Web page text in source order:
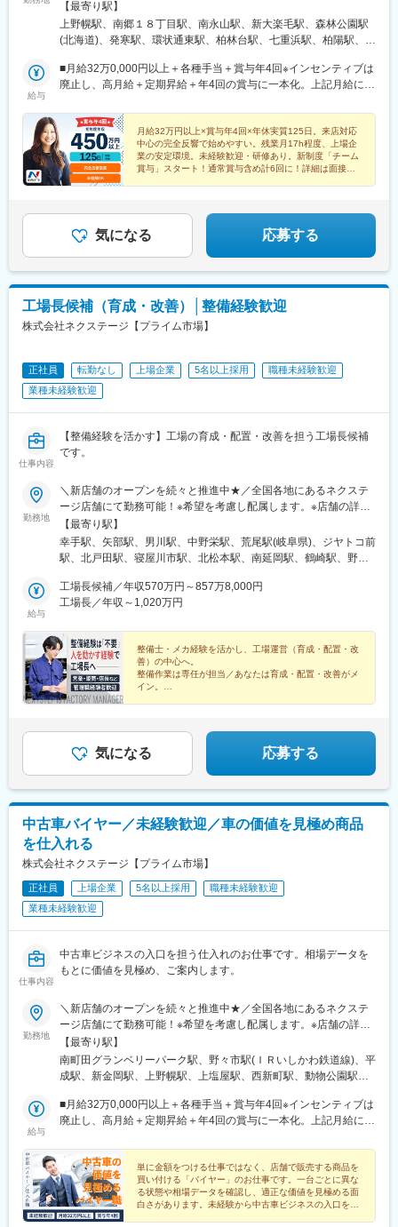
駅、土橋駅(愛媛県)、知寄町二丁目駅、水城駅、新宮中央駅、笹原
駅、竹下駅、折尾駅、室見駅、門司駅、佐賀駅、道ノ尾駅、幸
駅、平成駅、竜田口駅、鶴崎駅、南大分駅、南延岡駅、日向住吉
駅、上塩屋駅、てだこ浦西駅、浦添前田駅、赤嶺駅、放出駅、偕
楽園駅、荒尾駅(岐阜県)、長泉なめり駅、小池駅、名和駅(愛知
県)、前橋大島駅、藤代駅、羽犬塚駅、西新井大師西駅、信濃国分
糀谷駅、尻手駅、センター北駅、長沼駅(静岡県)、はなみずき通
駅、大須観音駅、本郷駅(愛知県)、追分駅(三重県)、妙国寺前駅、
南茨木駅(阪急線)、西富井駅、楽々園駅、知寄町駅、赤迫駅、深江
橋駅、蒲田駅、上前津駅、知寄町一丁目駅
については下記＜勤務地一覧＞をご確認ください。転勤がない働
き方のご希望もOK！★エリア限定(中域型)★転勤なし(地域型)で
の勤務形態も選択可能です！★自動車通勤OK（一部除く）★受動
島市平良西里1276ネクステージ水戸南店／茨城県東茨城郡茨城町
長岡矢頭3530SUV LAND名古屋／愛知県名古屋市緑区大高町丸の
【最寄り駅】
上野幌駅、南郷１８丁目駅、南永山駅、新大楽毛駅、森林公園駅
(北海道)、発寒駅、環状通東駅、柏林台駅、七重浜駅、柏陽駅、運
野駅、中野栄駅、八乙女駅、黒松駅(宮城県)、新利府駅、船岡駅
(宮城県)、泉中央駅、塚目駅、館腰駅、土崎駅、漆山駅(山形県)、
駅、石岡駅、常陸多賀駅、岡本駅(栃木県)、小山駅、西那須野駅、
新伊勢崎駅、西小泉駅、北戸田駅、与野本町駅、幸手駅、吹上駅
(埼玉県)、北上尾駅、新座駅、草加駅、動物公園駅、習志野駅、柏
駅、柏たなか駅、幕張駅、公津の杜駅、木更津駅、南町田グラン
ベリーパーク駅、青砥駅、小平駅、中神駅、上野毛駅、千川駅、
駅、善行駅、鴨居駅、入谷駅(神奈川県)、鴨宮駅、淵野辺駅、矢向
駅、倉見駅、港南台駅、湘南深沢駅、矢部駅、センター南駅、寒
岐南駅、細畑駅、土岐市駅、美濃川合駅、豊春駅、焼津駅、東静
岡駅、高塚駅、天竜川駅、積志駅、ジヤトコ前駅、新浜松駅、中
島駅(愛知県)、喜多山駅(愛知県)、牛山駅、三河鹿島駅、稲沢駅、
高蔵寺駅、西尾駅、鳴海駅、塩釜口駅、石浜駅、日進駅(愛知県)、
伊奈駅、越戸駅、荒子川公園駅、杁ケ池公園駅、矢場町駅、植田
駅(名古屋市営)、男川駅、上社駅、伊勢朝日駅、小古曽駅、六軒駅
阪大前駅、神明町駅、南茨木駅(大阪モノレール)、新石切駅、久米
田駅、香里園駅、萩原天神駅、寝屋川市駅、摂津駅、土師ノ里
屋敷駅、西飾磨駅、新ノ口駅、新大宮駅、紀三井寺駅、紀伊駅、
東山公園駅(鳥取県)、東松江駅(島根県)、清輝橋駅、福井駅(岡山
県)、早島駅、安芸中野駅、山陽女学園前駅、牛田駅(広島県)、神
辺駅、東福山駅、山口駅(山口県)、防府駅、吉成駅、丸亀駅、円座
駅、土橋駅(愛媛県)、知寄町二丁目駅、水城駅、新宮中央駅、笹原
駅、平成駅、竜田口駅、鶴崎駅、南大分駅、南延岡駅、日向住吉
駅、上塩屋駅、てだこ浦西駅、浦添前田駅、赤嶺駅、放出駅、偕
県)、前橋大島駅、藤代駅、羽犬塚駅、西新井大師西駅、信濃国分
寺駅、武蔵関駅、京成幕張駅、等々力駅、要町駅、志村坂上駅、
糀谷駅、尻手駅、センター北駅、長沼駅(静岡県)、はなみずき通
駅、大須観音駅、本郷駅(愛知県)、追分駅(三重県)、妙国寺前駅、
南茨木駅(阪急線)、西富井駅、楽々園駅、知寄町駅、赤迫駅、深江
給与
■月給32万0,000円以上＋各種手当＋賞与年4回※インセンティブは
廃止し、高月給＋定期昇給＋年4回の賞与に一本化。上記月給には
┗全国転勤ありのグローバル型の場合の給与となります。※前職・
経験などを考慮して決定します。★職種経験(業界不問)をお持ちの
方であれば スタートから月給35万7,000円以上！ ※当社規定に
準ずる（みなし残業代29h分・6万1,000円以上を含む・超過分は
別途支給）
月給32万円以上×賞与年4回×年休実質125日。来店対応
中心の完全反響で始めやすい。残業月17h程度、上場企
業の安定環境。未経験歓迎・研修あり。新制度「チーム
賞与」スタート！通常賞与含め計6回に！詳細は面接に
気になる 応募する
工場長候補（育成・改善）│整備経験歓迎
株式会社ネクステージ【プライム市場】
正社員 転勤なし 上場企業 5名以上採用
職種未経験歓迎
業種未経験歓迎
仕事内容
【整備経験を活かす】工場の育成・配置・改善を担う工場長候補
です。
勤務地
＼新店舗のオープンを続々と推進中★／全国各地にあるネクステ
ージ店舗にて勤務可能！※希望を考慮し配属します。※店舗の詳細
については下記＜勤務地一覧＞をご確認ください。転勤がない働
き方のご希望もOK！★エリア限定(中域型)★転勤なし(地域型)で
の勤務形態も選択可能です！★自動車通勤OK（一部除く）★受動
城郡茨城町長岡矢頭3530SUV LAND名古屋／愛知県名古屋市緑区
大高町丸の内36番1
【最寄り駅】
幸手駅、矢部駅、男川駅、中野栄駅、荒尾駅(岐阜県)、ジヤトコ前
駅、北戸田駅、寝屋川市駅、北松本駅、南延岡駅、鶴崎駅、野々
駅(名古屋市営)、美合駅、朝菜町駅、小池駅、西小泉駅、日進駅
(愛知県)、置賜駅、石浜駅、岡本駅(栃木県)、矢場町駅、竜王駅、
(山口県)、南町田グランベリーパーク駅、岐南駅、新浜松駅、東新
潟駅、長泉なめり駅、港南台駅、船岡駅(宮城県)、塚目駅、東陽町
駅、新金岡駅、喜多山駅(愛知県)、東静岡駅、幕張駅、牛山駅、南
草津駅、西那須野駅、湘南深沢駅、道ノ尾駅、南大高駅、土橋駅
(愛媛県)、鼓ケ浦駅、神領駅、森林公園駅(北海道)、西飾磨駅、土
ししぶ駅、センター南駅、泉中央駅、佐賀駅、千川駅、南郷１８
丁目駅、下松駅(大阪府)、水城駅、高塚駅、南大分駅、倉見駅、折
(青森県)、知寄町二丁目駅、岩手飯岡駅、入谷駅(神奈川県)、小古
曽駅、研究学園駅、摂津駅、神明町駅、塩釜口駅、漆山駅(山形
県)、柏駅、川中島駅、八戸駅、門司駅、三河鹿島駅、北岡崎駅、
荒子川公園駅、積志駅、箕面船場阪大前駅、竜田口駅、五箇荘
駅、土岐市駅、円座駅、伊奈駅、七重浜駅、紀伊駅、高岡やぶな
み駅、高蔵寺駅、柏たなか駅、美濃川合駅、習志野駅、西新町
駅、新利府駅、名和駅(愛知県)、春江駅、発寒駅、江南駅(愛知
公津の杜駅、羽犬塚駅、信濃国分寺駅、大須観音駅、長沼駅(静岡
県)、京成幕張駅、赤迫駅、本郷駅(愛知県)、センター北駅、要町
上前津駅、知寄町一丁目駅
給与
工場長候補／年収570万円～857万8,000円
工場長／年収～1,020万円
整備士・メカ経験を活かし、工場運営（育成・配置・改
善）の中心へ。
整備作業は専任が担当／あなたは育成・配置・改善がメ
イン。
気になる 応募する
中古車バイヤー／未経験歓迎／車の価値を見極め商品
を仕入れる
株式会社ネクステージ【プライム市場】
正社員 上場企業 5名以上採用
職種未経験歓迎
業種未経験歓迎
仕事内容
中古車ビジネスの入口を担う仕入れのお仕事です。相場データを
もとに価値を見極め、ご案内します。
勤務地
＼新店舗のオープンを続々と推進中★／全国各地にあるネクステ
ージ店舗にて勤務可能！※希望を考慮し配属します。※店舗の詳細
については下記＜勤務地一覧＞をご確認ください。転勤がない働
き方のご希望もOK！★エリア限定(中域型)★転勤なし(地域型)で
の勤務形態も選択可能です！★自動車通勤OK（一部除く）★受動
島市平良西里1276ネクステージ水戸南店／茨城県東茨城郡茨城町
長岡矢頭3530SUV LAND名古屋／愛知県名古屋市緑区大高町丸の
【最寄り駅】
南町田グランベリーパーク駅、野々市駅(ＩＲいしかわ鉄道線)、平
成駅、新金岡駅、上野幌駅、上塩屋駅、西新町駅、動物公園駅、
知県)、神明町駅、北戸田駅、南郷１８丁目駅、柏たなか駅、北長
岡駅、中島駅(愛知県)、喜多山駅(愛知県)、幕張駅、牛山駅、泉駅
勢崎駅、妙興寺駅、稲沢駅、南茨木駅(大阪モノレール)、岡本駅
(栃木県)、南延岡駅、北久里浜駅、善行駅、鴨居駅、北岡崎駅、美
合駅、清輝橋駅、てだこ浦西駅、新石切駅、新ノ口駅、青砥駅、
豊明駅、丸亀駅、久米田駅、岐南駅、細畑駅、日向住吉駅、ケー
ブル八幡宮山上駅、伏見駅(京都府)、新大楽毛駅、竜田口駅、伊勢
給与
■月給32万0,000円以上＋各種手当＋賞与年4回※インセンティブは
廃止し、高月給＋定期昇給＋年4回の賞与に一本化。上記月給には
途支給。┗全国転勤ありのグローバル型の場合の給与となりま
す。※前職・経験などを考慮して決定します。★営業・販売などの
職種経験(業界不問)をお持ちの方であれば スタートから月給35
万7,000円以上！ ※当社規定に準ずる（みなし残業代29h分・6万
1,000円以上を含む・超過分は1分単位で別途支給）◎月平均残業
単に金額をつける仕事ではなく、店舗で販売する商品を
買い付ける「バイヤー」のお仕事です。一台ごとに異な
る状態や相場データを確認し、適正な価値を見極める面
白さがあります。未経験から中古車ビジネスの入口を担